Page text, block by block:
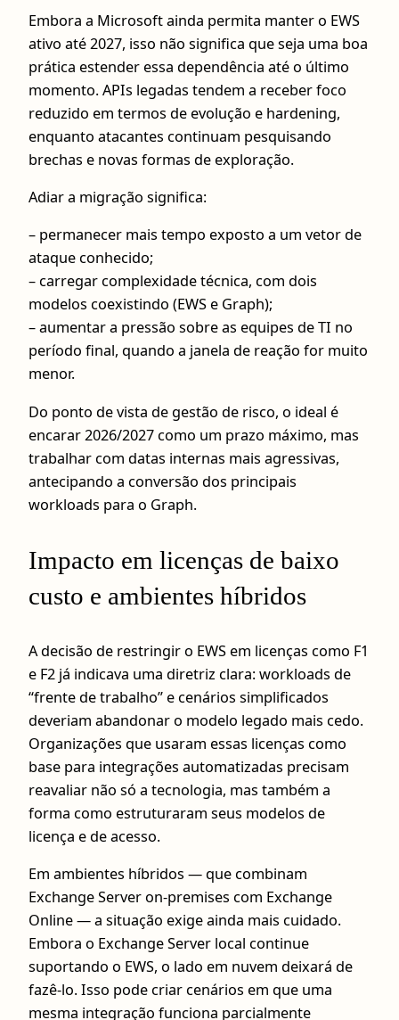
Embora a Microsoft ainda permita manter o EWS
ativo até 2027, isso não significa que seja uma boa
prática estender essa dependência até o último
momento. APIs legadas tendem a receber foco
reduzido em termos de evolução e hardening,
enquanto atacantes continuam pesquisando
brechas e novas formas de exploração.
Adiar a migração significa:
– permanecer mais tempo exposto a um vetor de
ataque conhecido;
– carregar complexidade técnica, com dois
modelos coexistindo (EWS e Graph);
– aumentar a pressão sobre as equipes de TI no
período final, quando a janela de reação for muito
menor.
Do ponto de vista de gestão de risco, o ideal é
encarar 2026/2027 como um prazo máximo, mas
trabalhar com datas internas mais agressivas,
antecipando a conversão dos principais
workloads para o Graph.
Impacto em licenças de baixo
custo e ambientes híbridos
A decisão de restringir o EWS em licenças como F1
e F2 já indicava uma diretriz clara: workloads de
“frente de trabalho” e cenários simplificados
deveriam abandonar o modelo legado mais cedo.
Organizações que usaram essas licenças como
base para integrações automatizadas precisam
reavaliar não só a tecnologia, mas também a
forma como estruturaram seus modelos de
licença e de acesso.
Em ambientes híbridos — que combinam
Exchange Server on‑premises com Exchange
Online — a situação exige ainda mais cuidado.
Embora o Exchange Server local continue
suportando o EWS, o lado em nuvem deixará de
fazê‑lo. Isso pode criar cenários em que uma
mesma integração funciona parcialmente